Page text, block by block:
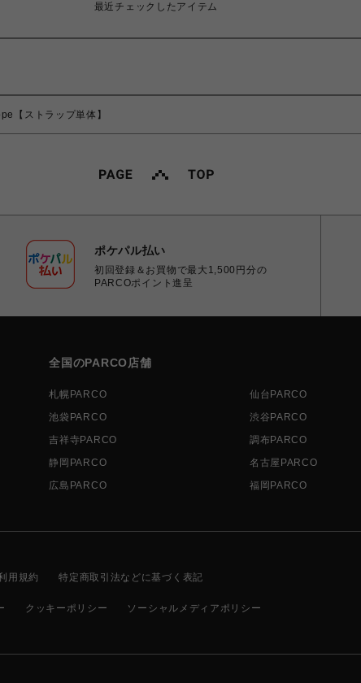
最近チェックしたアイテム
【ストラップ単体】
ポケパル払い
初回登録＆お買物で最大1,500円分の
PARCOポイント進呈
全国のPARCO店舗
札幌PARCO 仙台PARCO
池袋PARCO
渋谷PARCO
吉祥寺PARCO
調布PARCO
静岡PARCO
名古屋PARCO
広島PARCO
福岡PARCO
用規約 特定商取引法などに基づく表記
クッキーポリシー ソーシャルメディアポリシー